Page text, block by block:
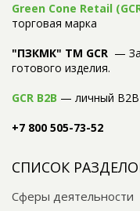
Green Cone Retail
торговая марка
"ПЗКМК" TM GCR —
готового изделия.
GCR B2B — личный B2B
+7 800 505-73-52
СПИСОК
Сферы деятельности